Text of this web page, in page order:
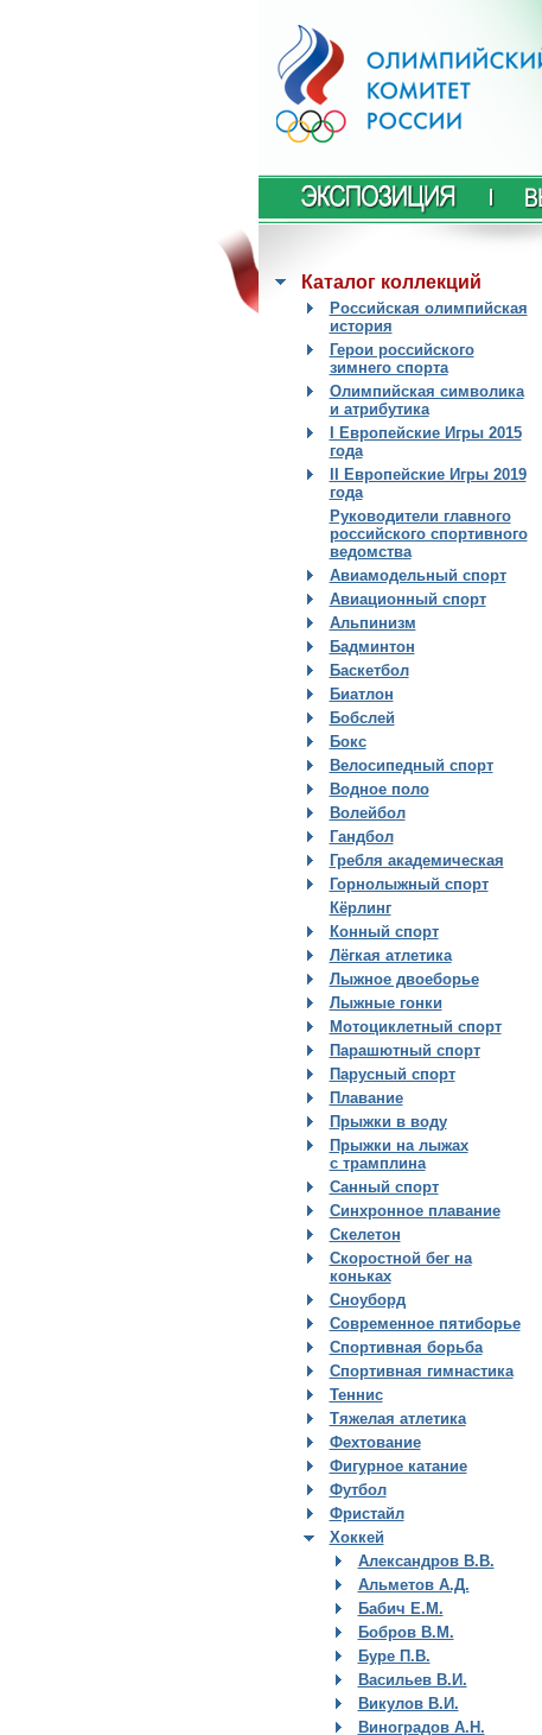
Каталог коллекций
Российская олимпийская
история
Герои российского
зимнего спорта
Олимпийская символика
и атрибутика
I Европейские Игры 2015
года
II Европейские Игры 2019
года
Руководители главного
российского спортивного
ведомства
Авиамодельный спорт
Авиационный спорт
Альпинизм
Бадминтон
Баскетбол
Биатлон
Бобслей
Бокс
Велосипедный спорт
Водное поло
Волейбол
Гандбол
Гребля академическая
Горнолыжный спорт
Кёрлинг
Конный спорт
Лёгкая атлетика
Лыжное двоеборье
Лыжные гонки
Мотоциклетный спорт
Парашютный спорт
Парусный спорт
Плавание
Прыжки в воду
Прыжки на лыжах
с трамплина
Санный спорт
Синхронное плавание
Скелетон
Скоростной бег на
коньках
Сноуборд
Современное пятиборье
Спортивная борьба
Спортивная гимнастика
Теннис
Тяжелая атлетика
Фехтование
Фигурное катание
Футбол
Фристайл
Хоккей
Александров В.В.
Альметов А.Д.
Бабич Е.М.
Бобров В.М.
Буре П.В.
Васильев В.И.
Викулов В.И.
Виноградов А.Н.